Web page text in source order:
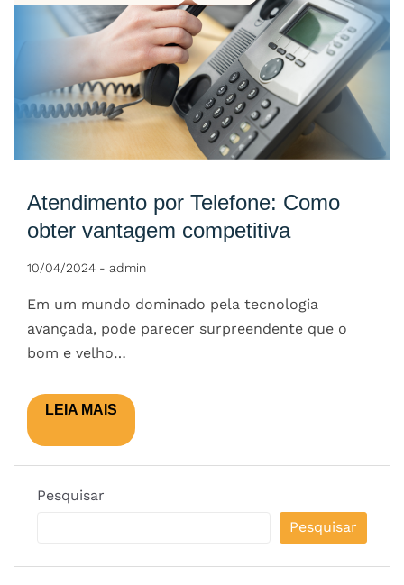
Atendimento por Telefone: Como
obter vantagem competitiva
10/04/2024 - admin
Em um mundo dominado pela tecnologia
avançada, pode parecer surpreendente que o
bom e velho…
LEIA MAIS
Pesquisar
Pesquisar